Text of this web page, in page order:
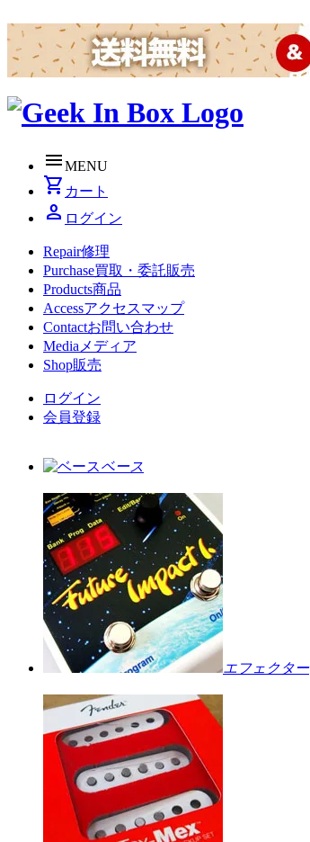
menuMENU
shopping_cart カート
person ログイン
Repair修理
Purchase買取・委託販売
Products商品
Accessアクセスマップ
Contactお問い合わせ
Media メディア
Shop販売
ログイン
会員登録
ベース
エフェクター